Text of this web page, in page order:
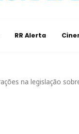
RR Alerta
na legislação